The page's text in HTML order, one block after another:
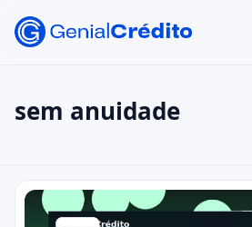
CartõesPress Enter to search or ESC to
sem anuidade
sem anuidade